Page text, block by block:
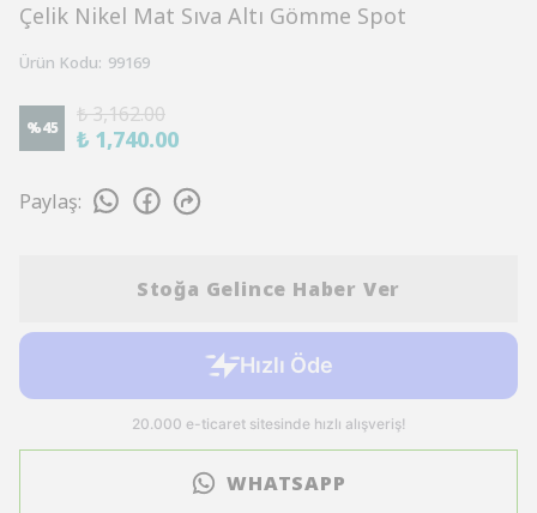
Çelik Nikel Mat Sıva Altı Gömme Spot
Ürün Kodu: 99169
%45
₺ 3,162.00
₺ 1,740.00
Paylaş:
Stoğa Gelince Haber Ver
WHATSAPP